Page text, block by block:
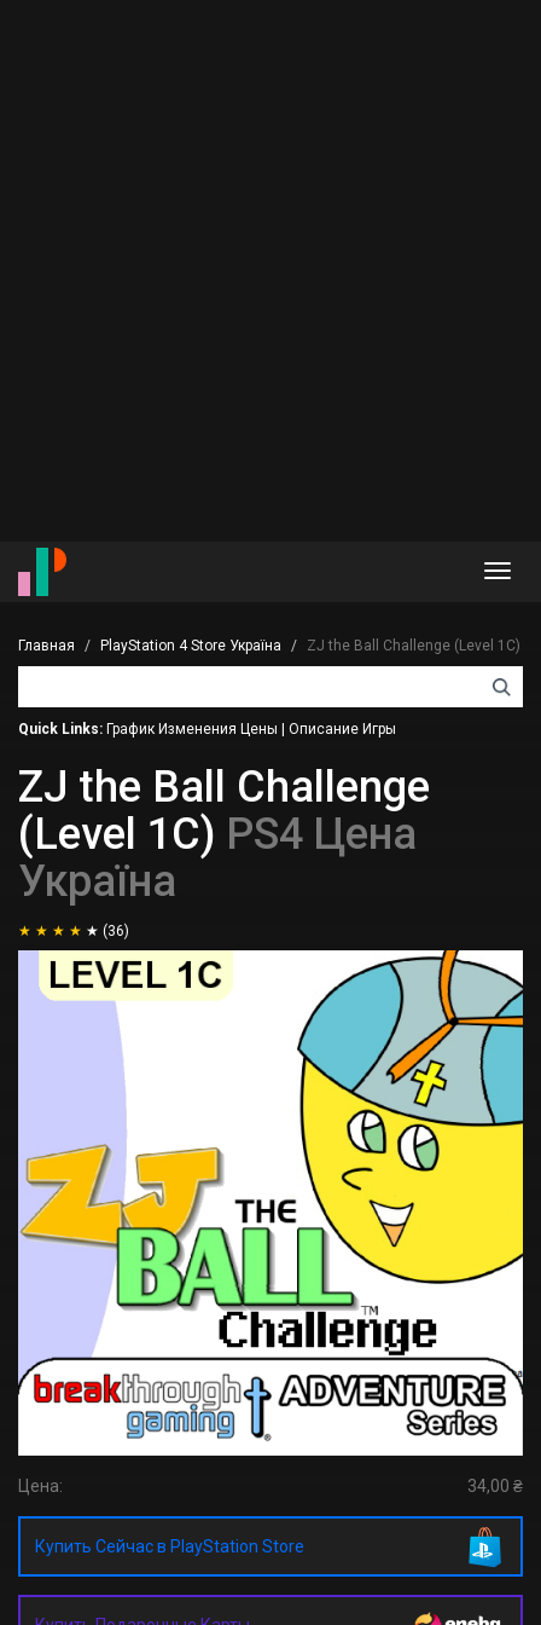
Главная PlayStation 4 Store Україна ZJ the Ball Challenge (Level 1C)
Quick Links: График Изменения Цены Описание Игры
ZJ the Ball Challenge
(Level 1C) PS4 Цена
Україна
(36)
Цена: 34,00 ₴
Купить Сейчас в PlayStation Store